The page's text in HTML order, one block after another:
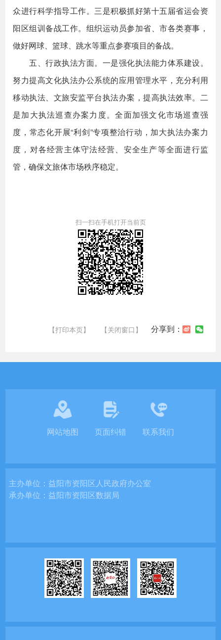
众进行科学指导工作。三是积极抓好第十五届省运会资
阳区组训备战工作。组织运动员参加省、市各类赛事，
做好网球、篮球、跳水等重点参赛项目的备战。
五、行政执法方面。一是强化执法能力体系建设。
努力提高文化执法办公系统的应用管理水平，充分利用
移动执法、文旅安监平台执法办案，提高执法效率。二
是加大执法巡查办案力度。全面加强文化市场巡查强
度，常态化开展“利剑”专项整治行动，加大执法办案力
度，对各经营主体守法经营、安全生产等全面进行监
管，确保文旅体市场秩序稳定。
扫一扫在手机打开当前页
【打印本页】 【关闭窗口】 分享到：
网站地图 页面纠错 联系我们
主办单位：益阳市资阳区人民政府办公室
承办单位：益阳市资阳区数据局